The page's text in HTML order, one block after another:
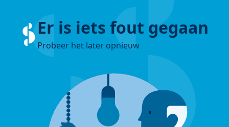
Er is iets fout gegaan
Probeer het later opnieuw